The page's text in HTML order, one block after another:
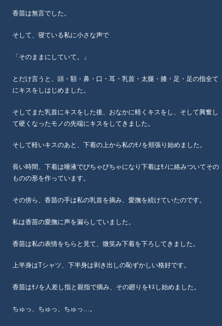
香苗は無言でした。
そして、寝ている私に小さな声で
「そのままにしていて。」
とだけ言うと、頭・額・鼻・口・耳・乳首・太腿・膝・足・足の指全て
にキスをしはじめました。
そしてまた乳首にキスをした後、おなかに軽くキスをし、そして興奮し
て硬くなったモノの先端にキスをしてきました。
そして軽いキスのあと、下着の上から私のﾓﾉを頬張り始めました。
長い時間、下着は唾液でびちゃびちゃになり下着はﾓﾉに絡みついてその
ものの形を作っています。
その傍ら、香苗の手は私の乳首を摘み、愛撫を続けていたのです。
私は香苗の愛撫に声を漏らしていました。
香苗は私の表情をちらと見て、微笑み下着を下ろしてきました。
上半身はTシャツ、下半身は剥き出しの恥ずかしい格好です。
香苗はﾓﾉを人差し指と親指で摘み、その廻りをｷｽし始めました。
ちゅっ、ちゅっ、ちゅっ…。